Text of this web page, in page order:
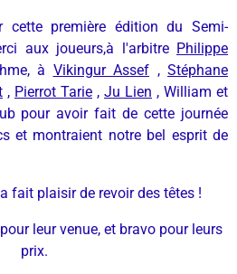
cette première édition du Semi-
aux joueurs,à l'arbitre Philippe
à Vikingur Assef , Stéphane
, Pierrot Tarie , Ju Lien , William et
pour avoir fait de cette journée
et montraient notre bel esprit de
fait plaisir de revoir des têtes !
leur venue, et bravo pour leurs
prix.